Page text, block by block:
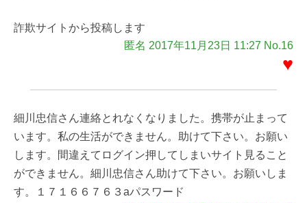
詐欺サイトから投稿します
匿名 2017年11月23日 11:27 No.16
♥
細川忠信さん連絡とれなくなりました。携帯が止まって
います。私の生活ができません。助けて下さい。お願い
します。間違えてログイン押してしまいサイト見ること
ができません。細川忠信さん助けて下さい。お願いしま
す。１７１６６７６３aパスワード